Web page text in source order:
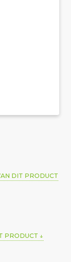
DIT PRODUCT
PRODUCT